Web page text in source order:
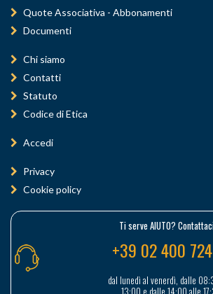
Quote Associativa - Abbonamenti
Documenti
Chi siamo
Contatti
Statuto
Codice di Etica
Accedi
Privacy
Cookie policy
Ti serve AIUTO?
+39 02 400
dal lunedì al venerdì, dalle
13:00 e dalle 14:00 alle